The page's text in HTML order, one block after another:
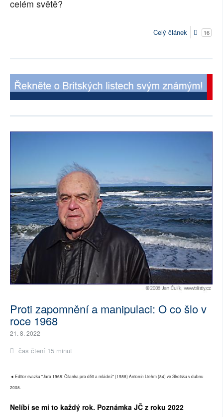
celém světě?
Celý článek 16
Proti zapomnění a manipulaci: O co šlo v
roce 1968
21. 8. 2022
čas čtení 15 minut
◄ Editor svazku "Jaro 1968: Čítanka pro děti a mládež" (1988) Antonín Liehm (84) ve Skotsku v dubnu
2008.
Nelíbí se mi to každý rok. Poznámka JČ z roku 2022